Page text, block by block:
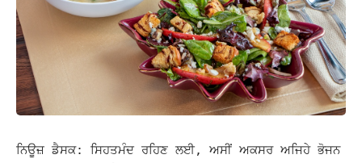
ਨਿਊਜ਼ ਡੈਸਕ: ਸਿਹਤਮੰਦ ਰਹਿਣ ਲਈ, ਅਸੀਂ ਅਕਸਰ ਅਜਿਹੇ ਭੋਜਨ